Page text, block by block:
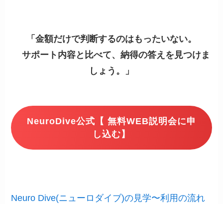
「金額だけで判断するのはもったいない。
サポート内容と比べて、納得の答えを見つけま
しょう。」
NeuroDive公式【 無料WEB説明会に申
し込む】
Neuro Dive(ニューロダイブ)の見学〜利用の流れ